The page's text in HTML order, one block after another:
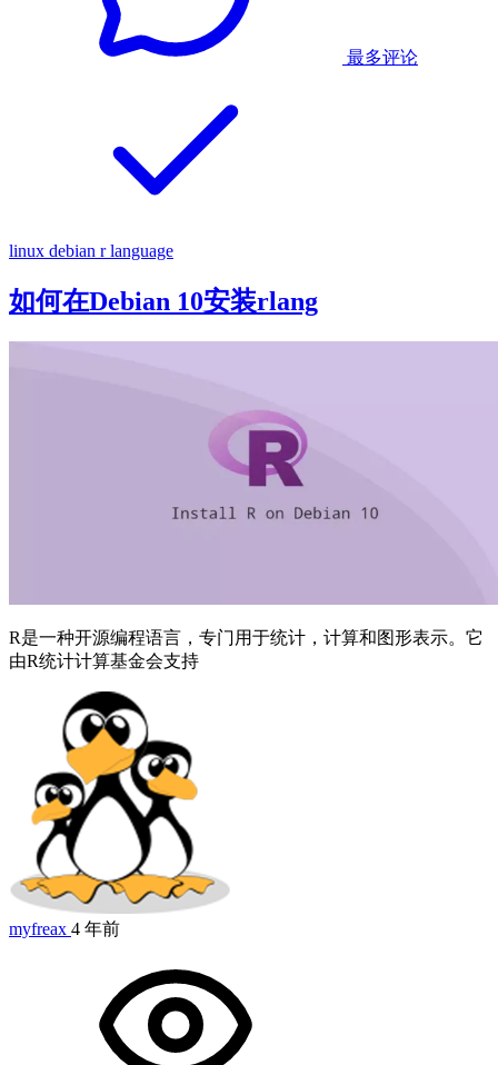
最多评论
linux debian r language
如何在Debian 10安装rlang
R是一种开源编程语言，专门用于统计，计算和图形表示。它
由R统计计算基金会支持
myfreax 4 年前